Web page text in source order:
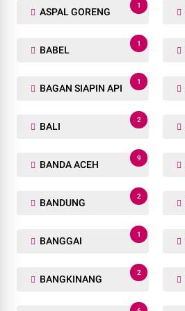
ASPAL GORENG
1
BABEL
1
BAGAN SIAPIN API
1
BALI
2
BANDA ACEH
9
BANDUNG
2
BANGGAI
1
BANGKINANG
2